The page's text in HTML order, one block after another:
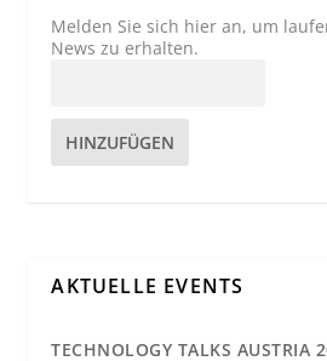
Melden Sie sich hier an, um
News zu erhalten.
HINZUFÜGEN
AKTUELLE EVENTS
TECHNOLOGY TALKS AUSTRIA